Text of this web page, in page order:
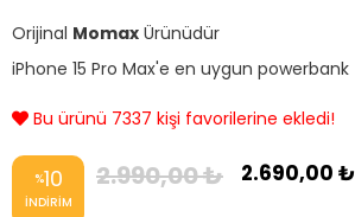
Orijinal Momax Ürünüdür
iPhone 15 Pro Max'e en uygun powerbank
Bu ürünü 7337 kişi favorilerine ekledi!
%10
İNDIRIM
2.990,00 ₺ 2.690,00 ₺